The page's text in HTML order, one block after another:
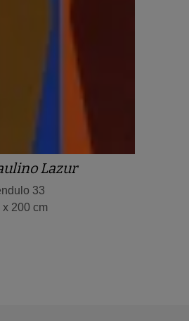
Lazur
33
x 200 cm